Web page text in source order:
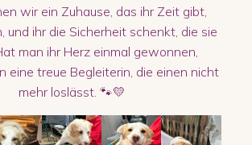
wir ein Zuhause, das ihr Zeit gibt,
und ihr die Sicherheit schenkt, die sie
man ihr Herz einmal gewonnen,
eine treue Begleiterin, die einen nicht
mehr loslässt. 🐾💛